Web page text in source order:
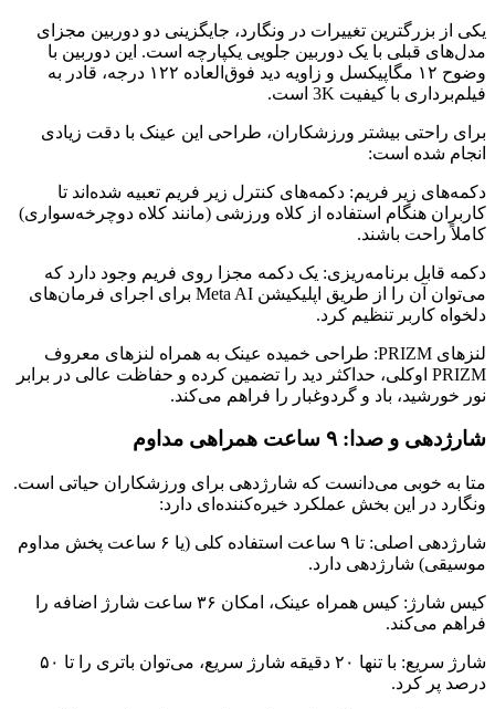
یکی از بزرگترین تغییرات در ونگارد، جایگزینی دو دوربین مجزای
مدل‌های قبلی با یک دوربین جلویی یکپارچه است. این دوربین با
وضوح ۱۲ مگاپیکسل و زاویه دید فوق‌العاده ۱۲۲ درجه، قادر به
فیلم‌برداری با کیفیت 3K است.
برای راحتی بیشتر ورزشکاران، طراحی این عینک با دقت زیادی
انجام شده است:
دکمه‌های زیر فریم: دکمه‌های کنترل زیر فریم تعبیه شده‌اند تا
کاربران هنگام استفاده از کلاه ورزشی (مانند کلاه دوچرخه‌سواری)
کاملاً راحت باشند.
دکمه قابل برنامه‌ریزی: یک دکمه مجزا روی فریم وجود دارد که
می‌توان آن را از طریق اپلیکیشن Meta AI برای اجرای فرمان‌های
دلخواه کاربر تنظیم کرد.
لنزهای PRIZM: طراحی خمیده عینک به همراه لنزهای معروف
PRIZM اوکلی، حداکثر دید را تضمین کرده و حفاظت عالی در برابر
نور خورشید، باد و گردوغبار را فراهم می‌کند.
شارژدهی و صدا: ۹ ساعت همراهی مداوم
متا به خوبی می‌دانست که شارژدهی برای ورزشکاران حیاتی است.
ونگارد در این بخش عملکرد خیره‌کننده‌ای دارد:
شارژدهی اصلی: تا ۹ ساعت استفاده کلی (یا ۶ ساعت پخش مداوم
موسیقی) شارژدهی دارد.
کیس شارژ: کیس همراه عینک، امکان ۳۶ ساعت شارژ اضافه را
فراهم می‌کند.
شارژ سریع: با تنها ۲۰ دقیقه شارژ سریع، می‌توان باتری را تا ۵۰
درصد پر کرد.